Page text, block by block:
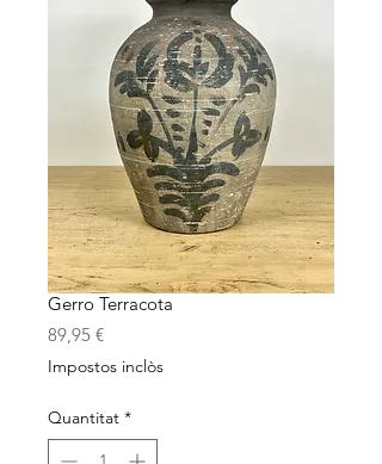
Gerro Terracota
89,95 €Price
Impostos inclòs
Quantitat *